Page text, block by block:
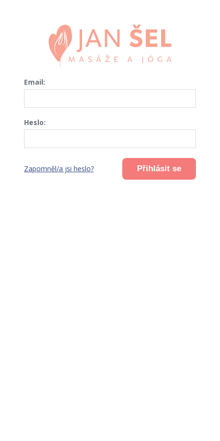
Email:
Heslo:
Zapomněl/a jsi heslo? Přihlásit se